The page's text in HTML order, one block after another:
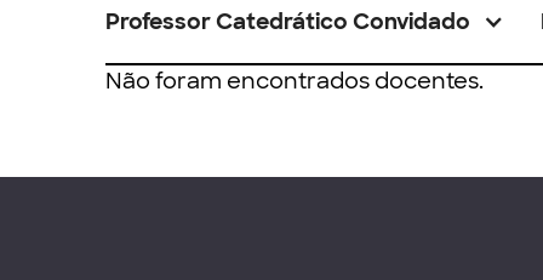
Professor Catedrático Convidado
Não foram encontrados docentes.